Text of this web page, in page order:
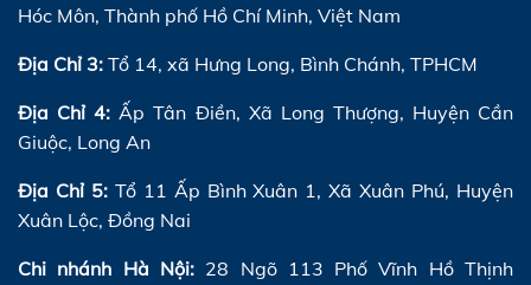
Hóc Môn, Thành phố Hồ Chí Minh, Việt Nam
Địa Chỉ 3: Tổ 14, xã Hưng Long, Bình Chánh, TPHCM
Địa Chỉ 4: Ấp Tân Điền, Xã Long Thượng, Huyện Cần
Giuộc, Long An
Địa Chỉ 5:Tổ 11 Ấp Bình Xuân 1, Xã Xuân Phú, Huyện
Xuân Lộc, Đồng Nai
Chi nhánh Hà Nội: 28 Ngõ 113 Phố Vĩnh Hồ Thịnh